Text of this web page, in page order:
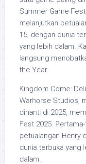
Summer Game
melanjutkan
15, dengan dunia
yang lebih dalam.
langsung
the Year.
Kingdom Come:
Warhorse Studios,
dinanti di 2025,
Fest 2025.
petualangan Henry
dunia terbuka yang
dalam.